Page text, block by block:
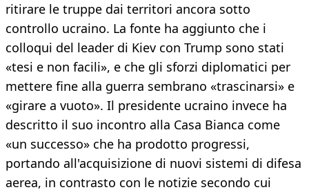
ritirare le truppe dai territori ancora sotto
controllo ucraino. La fonte ha aggiunto che i
colloqui del leader di Kiev con Trump sono stati
«tesi e non facili», e che gli sforzi diplomatici per
mettere fine alla guerra sembrano «trascinarsi» e
«girare a vuoto». Il presidente ucraino invece ha
descritto il suo incontro alla Casa Bianca come
«un successo» che ha prodotto progressi,
portando all'acquisizione di nuovi sistemi di difesa
aerea, in contrasto con le notizie secondo cui